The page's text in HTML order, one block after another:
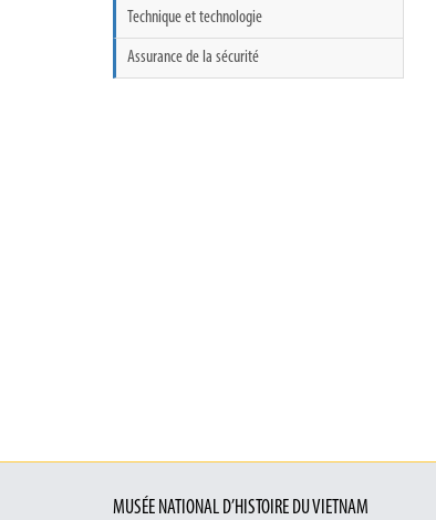
Technique et technologie
Assurance de la sécurité
MUSÉE NATIONAL D’HISTOIRE DU VIETNAM